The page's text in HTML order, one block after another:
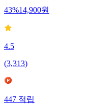
43%14,900원
4.5
(3,313)
447 적립